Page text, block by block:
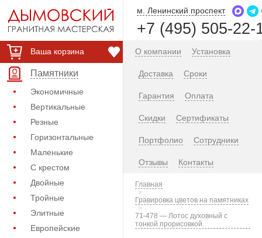
Ваша корзина
Памятники
Экономичные
Вертикальные
Резные
Горизонтальные
Маленькие
С крестом
Двойные
Тройные
Элитные
Европейские
м. Ленинский проспект
+7 (495) 505-22-
О компании Установка
Доставка Сроки
Гарантия Оплата
Скидки Сертификаты
Портфолио Сотрудники
Отзывы Контакты
Главная
Гравировка цветов на памятниках
71-478 — Лотос духовный с
тонкой прорисовкой